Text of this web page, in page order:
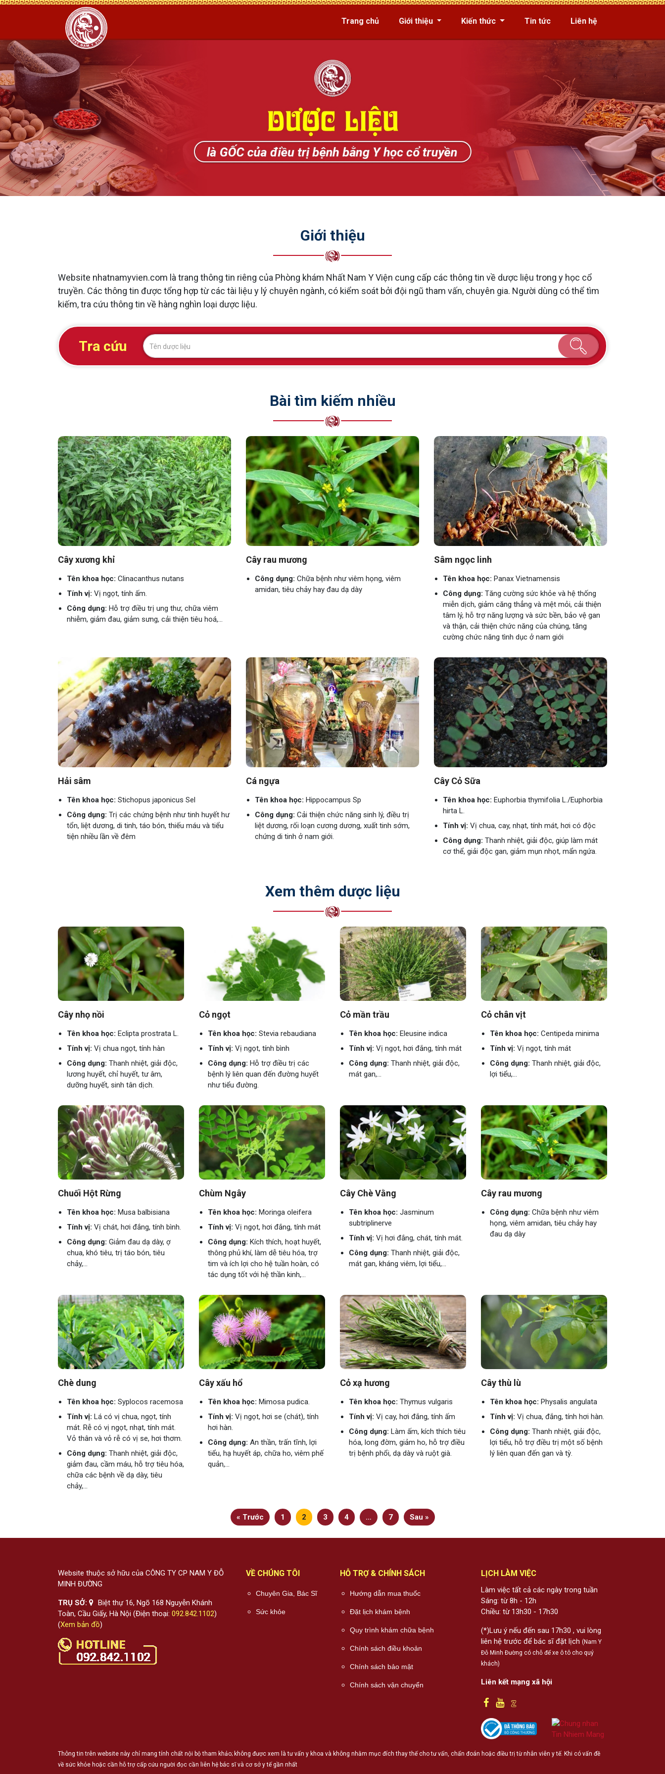
Trang chủ Giới thiệu Kiến thức Tin tức Liên hệ
Giới thiệu
Website nhatnamyvien.com là trang thông tin riêng của Phòng khám Nhất Nam Y Viện cung cấp các thông tin về dược liệu trong y học cổ
truyền. Các thông tin được tổng hợp từ các tài liệu y lý chuyên ngành, có kiểm soát bởi đội ngũ tham vấn, chuyên gia. Người dùng có thể tìm
kiếm, tra cứu thông tin về hàng nghìn loại dược liệu.
Tra cứu
Bài tìm kiếm nhiều
Cây xương khỉ
Tên khoa học: Clinacanthus nutans
Tính vị: Vị ngọt, tính ấm.
Công dụng: Hỗ trợ điều trị ung thư, chữa viêm
nhiễm, giảm đau, giảm sưng, cải thiện tiêu hoá,...
Cây rau mương
Công dụng: Chữa bệnh như viêm họng, viêm
amidan, tiêu chảy hay đau dạ dày
Sâm ngọc linh
Tên khoa học: Panax Vietnamensis
Công dụng: Tăng cường sức khỏe và hệ thống
miễn dịch, giảm căng thẳng và mệt mỏi, cải thiện
tâm lý, hỗ trợ năng lượng và sức bền, bảo vệ gan
và thận, cải thiện chức năng của chúng, tăng
cường chức năng tình dục ở nam giới
Hải sâm
Tên khoa học: Stichopus japonicus Sel
Công dụng: Trị các chứng bệnh như tinh huyết hư
tổn, liệt dương, di tinh, táo bón, thiếu máu và tiểu
tiện nhiều lần về đêm
Cá ngựa
Tên khoa học: Hippocampus Sp
Công dụng: Cải thiện chức năng sinh lý, điều trị
liệt dương, rối loạn cương dương, xuất tinh sớm,
chứng di tinh ở nam giới.
Cây Cỏ Sữa
Tên khoa học: Euphorbia thymifolia L./Euphorbia
hirta L.
Tính vị: Vị chua, cay, nhạt, tính mát, hơi có độc
Công dụng: Thanh nhiệt, giải độc, giúp làm mát
cơ thể, giải độc gan, giảm mụn nhọt, mẩn ngứa.
Xem thêm dược liệu
Cây nhọ nồi
Tên khoa học: Eclipta prostrata L.
Tính vị: Vị chua ngọt, tính hàn
Công dụng: Thanh nhiệt, giải độc,
lương huyết, chỉ huyết, tư âm,
dưỡng huyết, sinh tân dịch.
Cỏ ngọt
Tên khoa học: Stevia rebaudiana
Tính vị: Vị ngọt, tính bình
Công dụng: Hỗ trợ điều trị các
bệnh lý liên quan đến đường huyết
như tiểu đường.
Cỏ mần trầu
Tên khoa học: Eleusine indica
Tính vị: Vị ngọt, hơi đắng, tính mát
Công dụng: Thanh nhiệt, giải độc,
mát gan,...
Cỏ chân vịt
Tên khoa học: Centipeda minima
Tính vị: Vị ngọt, tính mát
Công dụng: Thanh nhiệt, giải độc,
lợi tiểu,...
Chuối Hột Rừng
Tên khoa học: Musa balbisiana
Tính vị: Vị chát, hơi đắng, tính bình.
Công dụng: Giảm đau dạ dày, ợ
chua, khó tiêu, trị táo bón, tiêu
chảy,...
Chùm Ngây
Tên khoa học: Moringa oleifera
Tính vị: Vị ngọt, hơi đắng, tính mát
Công dụng: Kích thích, hoạt huyết,
thông phủ khí, làm dễ tiêu hóa, trợ
tim và ích lợi cho hệ tuần hoàn, có
tác dụng tốt với hệ thần kinh,...
Cây Chè Vằng
Tên khoa học: Jasminum
subtriplinerve
Tính vị: Vị hơi đắng, chát, tính mát.
Công dụng: Thanh nhiệt, giải độc,
mát gan, kháng viêm, lợi tiểu,...
Cây rau mương
Công dụng: Chữa bệnh như viêm
họng, viêm amidan, tiêu chảy hay
đau dạ dày
Chè dung
Tên khoa học: Syplocos racemosa
Tính vị: Lá có vị chua, ngọt, tính
mát. Rễ có vị ngọt, nhạt, tính mát.
Vỏ thân và vỏ rễ có vị se, hơi thơm.
Công dụng: Thanh nhiệt, giải độc,
giảm đau, cầm máu, hỗ trợ tiêu hóa,
chữa các bệnh về dạ dày, tiêu
chảy,...
Cây xấu hổ
Tên khoa học: Mimosa pudica.
Tính vị: Vị ngọt, hơi se (chát), tính
hơi hàn.
Công dụng: An thần, trấn tĩnh, lợi
tiểu, hạ huyết áp, chữa ho, viêm phế
quản,...
Cỏ xạ hương
Tên khoa học: Thymus vulgaris
Tính vị: Vị cay, hơi đắng, tính ấm
Công dụng: Làm ấm, kích thích tiêu
hóa, long đờm, giảm ho, hỗ trợ điều
trị bệnh phổi, dạ dày và ruột già.
Cây thù lù
Tên khoa học: Physalis angulata
Tính vị: Vị chua, đắng, tính hơi hàn.
Công dụng: Thanh nhiệt, giải độc,
lợi tiểu, hỗ trợ điều trị một số bệnh
lý liên quan đến gan và tỳ.
« Trước 1 2 3 4 … 7 Sau »
Website thuộc sở hữu của CÔNG TY CP NAM Y ĐỖ
MINH ĐƯỜNG
TRỤ SỞ:
Biệt thự 16, Ngõ 168 Nguyễn Khánh
Toàn, Cầu Giấy, Hà Nội (Điện thoại: 092.842.1102)
(Xem bản đồ)
VỀ CHÚNG TÔI
Chuyên Gia, Bác Sĩ
Sức khỏe
HỖ TRỢ & CHÍNH SÁCH
Hướng dẫn mua thuốc
Đặt lịch khám bệnh
Quy trình khám chữa bệnh
Chính sách điều khoản
Chính sách bảo mật
Chính sách vận chuyển
LỊCH LÀM VIỆC
Làm việc tất cả các ngày trong tuần
Sáng: từ 8h - 12h
Chiều: từ 13h30 - 17h30
(*)Lưu ý nếu đến sau 17h30 , vui lòng
liên hệ trước để bác sĩ đặt lịch (Nam Y
Đỗ Minh Đường có chỗ để xe ô tô cho quý
khách)
Liên kết mạng xã hội
Thông tin trên website này chỉ mang tính chất nội bộ tham khảo; không được xem là tư vấn y khoa và không nhằm mục đích thay thế cho tư vấn, chẩn đoán hoặc điều trị từ nhân viên y tế. Khi có vấn đề
về sức khỏe hoặc cần hỗ trợ cấp cứu người đọc cần liên hệ bác sĩ và cơ sở y tế gần nhất